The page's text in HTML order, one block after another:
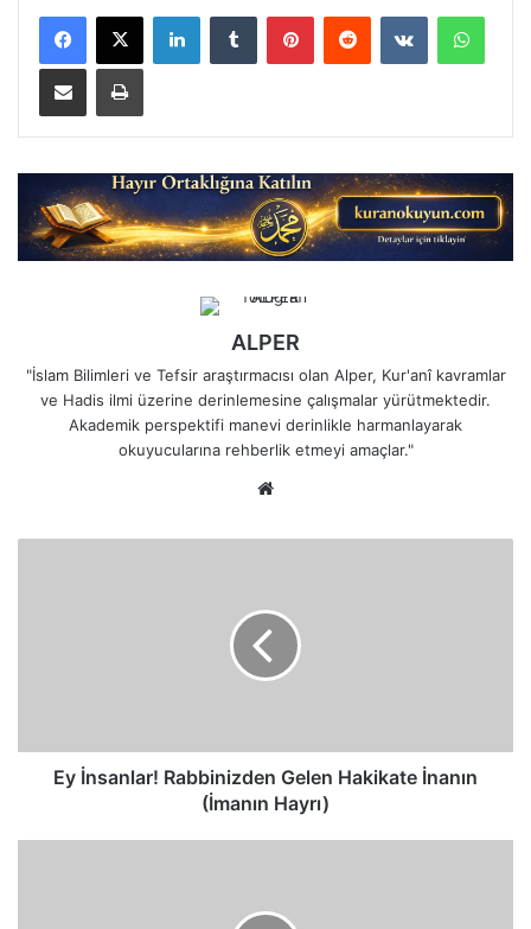
LinkedInTumblr PinterestReddit VKontakte
E-Posta ile paylaş Yazdır
ALPER
"İslam Bilimleri ve Tefsir araştırmacısı olan Alper, Kur'anî kavramlar
ve Hadis ilmi üzerine derinlemesine çalışmalar yürütmektedir.
Akademik perspektifi manevi derinlikle harmanlayarak
okuyucularına rehberlik etmeyi amaçlar."
Ey İnsanlar! Rabbinizden Gelen Hakikate İnanın
(İmanın Hayrı)